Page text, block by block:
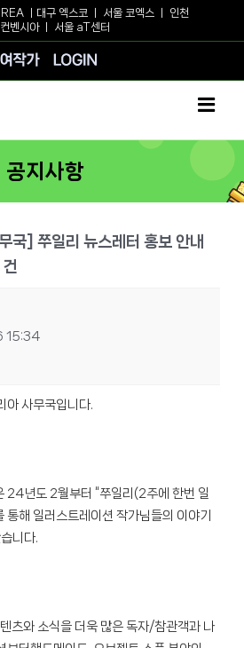
ㅣ 대구 엑스코 서울 코엑스
인천
벤시아ㅣ 서울 aT센터
작가
공지사항
국] 쭈일리 뉴스레터 홍보 안내
15:34
아 사무국입니다.
24년도 2월부터 “쭈일리(2주에 한번 일
통해 일러스트레이션 작가님들의 이야기
니다.
츠와 소식을 더욱 많은 독자/참관객과 나